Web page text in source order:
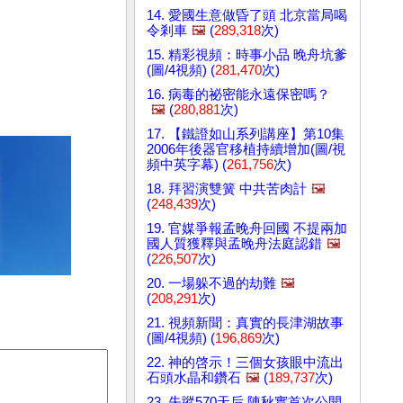
14. 愛國生意做昏了頭 北京當局喝
令剎車 🖼️ (289,318次)
15. 精彩視頻：時事小品 晚舟坑爹
(圖/4視頻) (281,470次)
16. 病毒的祕密能永遠保密嗎？
🖼️ (280,881次)
17. 【鐵證如山系列講座】第10集
2006年後器官移植持續增加(圖/視
頻中英字幕) (261,756次)
18. 拜習演雙簧 中共苦肉計 🖼️
(248,439次)
19. 官媒爭報孟晚舟回國 不提兩加
國人質獲釋與孟晚舟法庭認錯 🖼️
(226,507次)
20. 一場躲不過的劫難 🖼️
(208,291次)
21. 視頻新聞：真實的長津湖故事
(圖/4視頻) (196,869次)
22. 神的啓示！三個女孩眼中流出
石頭水晶和鑽石 🖼️ (189,737次)